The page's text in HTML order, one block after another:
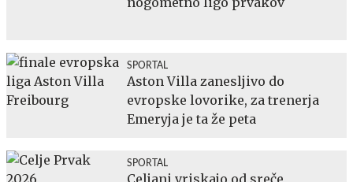
SPORTAL
Aston Villa zanesljivo do
evropske lovorike, za trenerja
Emeryja je ta že peta
SPORTAL
Celjani vriskajo od sreče,